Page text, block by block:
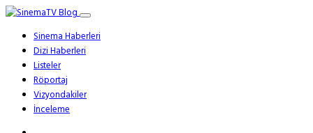
Sinema Haberleri
Dizi Haberleri
Listeler
Röportaj
Vizyondakiler
İnceleme